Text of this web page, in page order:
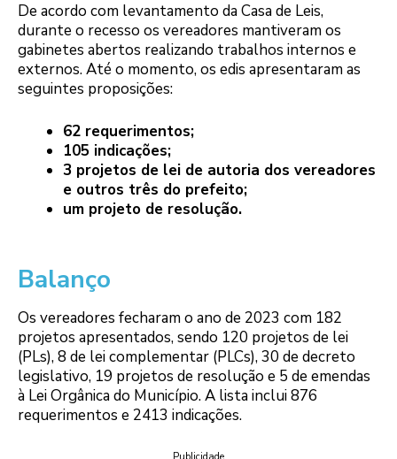
De acordo com levantamento da Casa de Leis,
durante o recesso os vereadores mantiveram os
gabinetes abertos realizando trabalhos internos e
externos. Até o momento, os edis apresentaram as
seguintes proposições:
62 requerimentos;
105 indicações;
3 projetos de lei de autoria dos vereadores
e outros três do prefeito;
um projeto de resolução.
Balanço
Os vereadores fecharam o ano de 2023 com 182
projetos apresentados, sendo 120 projetos de lei
(PLs), 8 de lei complementar (PLCs), 30 de decreto
legislativo, 19 projetos de resolução e 5 de emendas
à Lei Orgânica do Município. A lista inclui 876
requerimentos e 2413 indicações.